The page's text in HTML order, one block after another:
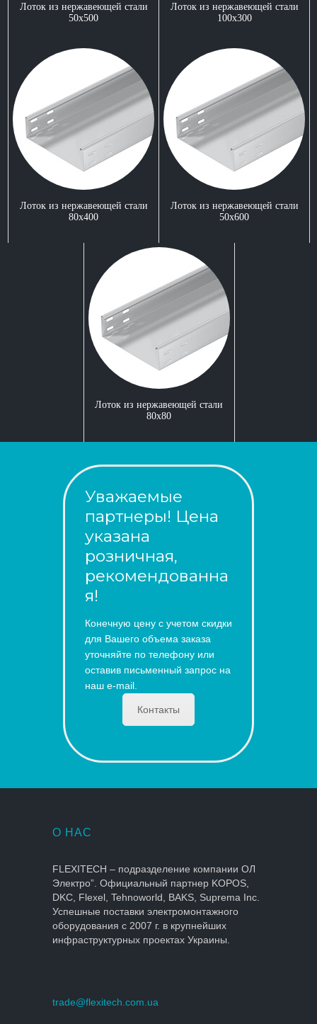
Лоток из нержавеющей стали
50x500
Лоток из нержавеющей стали
100x300
Лоток из нержавеющей стали
80x400
Лоток из нержавеющей стали
50x600
Лоток из нержавеющей стали
80x80
Уважаемые
партнеры! Цена
указана
розничная,
рекомендованна
я!
Конечную цену с учетом скидки
для Вашего объема заказа
уточняйте по телефону или
оставив письменный запрос на
наш e-mail.
Контакты
О НАС
FLEXITECH – подразделение компании ОЛ
Электро”. Официальный партнер KOPOS,
DKC, Flexel, Tehnoworld, BAKS, Suprema Inc.
Успешные поставки электромонтажного
оборудования с 2007 г. в крупнейших
инфраструктурных проектах Украины.
trade@flexitech.com.ua